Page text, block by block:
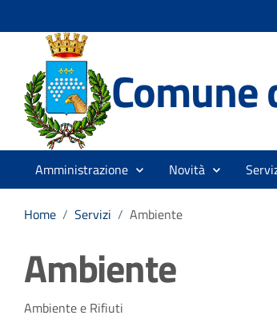
Comune
Amministrazione Novità
Home / Servizi / Ambiente
Ambiente
Ambiente e Rifiuti